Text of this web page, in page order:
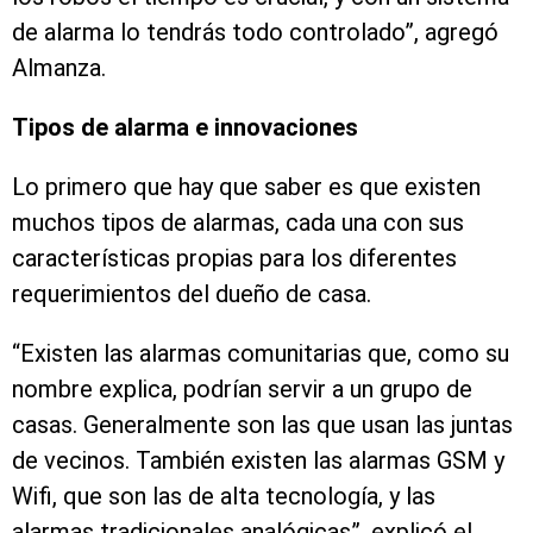
de alarma lo tendrás todo controlado”, agregó
Almanza.
Tipos de alarma e innovaciones
Lo primero que hay que saber es que existen
muchos tipos de alarmas, cada una con sus
características propias para los diferentes
requerimientos del dueño de casa.
“Existen las alarmas comunitarias que, como su
nombre explica, podrían servir a un grupo de
casas. Generalmente son las que usan las juntas
de vecinos. También existen las alarmas GSM y
Wifi, que son las de alta tecnología, y las